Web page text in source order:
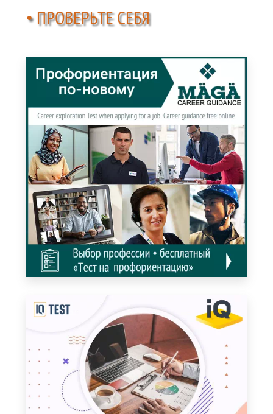
• ПРОВЕРЬТЕ СЕБЯ